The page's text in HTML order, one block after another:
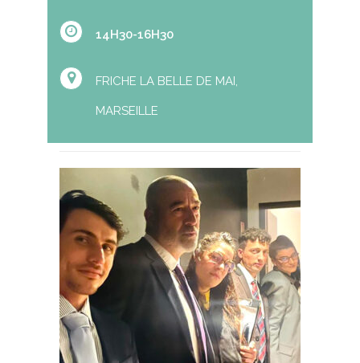
14H30-16H30
FRICHE LA BELLE DE MAI,
MARSEILLE